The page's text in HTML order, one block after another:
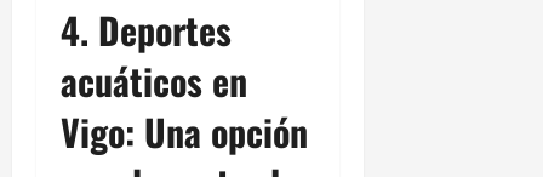
4. Deportes
acuáticos en
Vigo: Una opción